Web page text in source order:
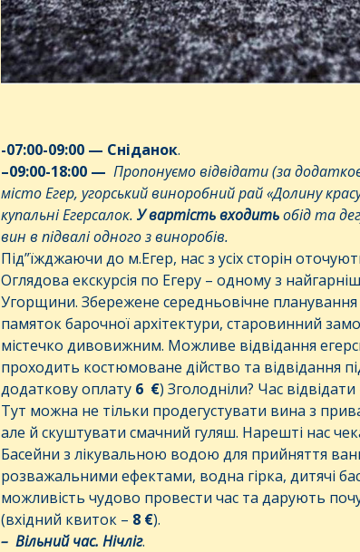
-07:00-09:00 — Сніданок.
–09:00-18:00 — Пропонуємо відвідати (за
місто Егер, угорський виноробний рай «Долину
купальні Егерсалок. Увартістьвходитьобід та
вин в підвалі одного з виноробів.
Під”їжджаючи до м.Егер, нас з усіх сторін
Оглядова екскурсія по Егеру – одному з
Угорщини. Збережене середньовічне планування
памяток барочної архітектури, старовинний
містечко дивовижним. Можливе відвідання
проходить костюмоване дійство та відвідання
додаткову оплату 6 €) Зголодніли? Час
Тут можна не тільки продегустувати вина з
але й скуштувати смачний гуляш. Нарешті нас
Басейни з лікувальною водою для прийняття
розважальними ефектами, водна гірка, дитячі
можливість чудово провести час та дарують
(вхідний квиток – 8 €).
– Вільний час. Нічліг.